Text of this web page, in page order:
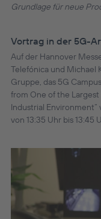
Grundlage für neue
Vortrag in der 5G-
Auf der Hannover
Telefónica und Michael
Gruppe, das 5G
from One of the
Industrial Environment“
von 13:35 Uhr bis 13:45